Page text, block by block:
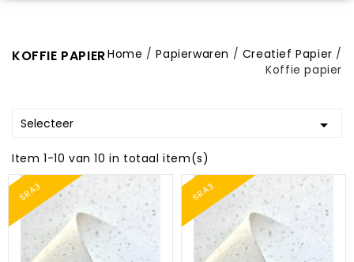
KOFFIE PAPIERHome Papierwaren
Creatief Papier
Koffie papier
Selecteer 
Item 1-10 van 10 in totaal item(s)
SRA3 SRA3